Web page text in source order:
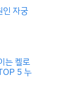
인 자궁
는 켈로
5 누